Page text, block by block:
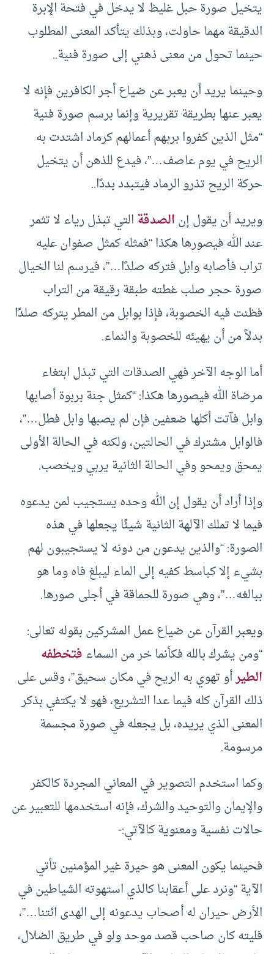
يتخيل صورة حبل غليظ لا يدخل في فتحة الإبرة
الدقيقة مهما حاولت، وبذلك يتأكد المعنى المطلوب
حينما تحول من معنى ذهني إلى صورة فنية..
وحينما يريد أن يعبر عن ضياع أجر الكافرين فإنه لا
يعبر عنها بطريقة تقريرية وإنما برسم صورة فنية
“مثل الذين كفروا بربهم أعمالهم كرماد اشتدت به
الريح في يوم عاصف…”، فيدع للذهن أن يتخيل
حركة الريح تذرو الرماد فيتبدد بددًا..
ويريد أن يقول إنالصدقةالتي تبذل رياء لا تثمر
عند الله فيصورها هكذا “فمثله كمثل صفوان عليه
تراب فأصابه وابل فتركه صلدًا…”، فيرسم لنا الخيال
صورة حجر صلب غطته طبقة رقيقة من التراب
فظنت فيه الخصوبة، فإذا بوابل من المطر يتركه صلدًا
بدلاً من أن يهيئه للخصوبة والنماء.
أما الوجه الآخر فهي الصدقات التي تبذل ابتغاء
مرضاة الله فيصورها هكذا: “كمثل جنة بربوة أصابها
وابل فآتت أكلها ضعفين فإن لم يصبها وابل فطل…”،
فالوابل مشترك في الحالتين، ولكنه في الحالة الأولى
يمحق ويمحو وفي الحالة الثانية يربي ويخصب.
وإذا أراد أن يقول إن الله وحده يستجيب لمن يدعوه
فيما لا تملك الآلهة الثانية شيئًا يجعلها في هذه
الصورة: “والذين يدعون من دونه لا يستجيبون لهم
بشيء إلا كباسط كفيه إلى الماء ليبلغ فاه وما هو
ببالغه…”، وهي صورة للحماقة في أجلى صورها.
ويعبر القرآن عن ضياع عمل المشركين بقوله تعالى:
“ومن يشرك بالله فكأنما خر من السماءفتخطفه
الطيرأو تهوي به الريح في مكان سحيق”، وقس على
ذلك القرآن كله فيما عدا التشريع، فهو لا يكتفي بذكر
المعنى الذي يريده، بل يجعله في صورة مجسمة
مرسومة.
وكما استخدم التصوير في المعاني المجردة كالكفر
والإيمان والتوحيد والشرك، فإنه استخدمها للتعبير عن
حالات نفسية ومعنوية كالآتي:-
فحينما يكون المعنى هو حيرة غير المؤمنين تأتي
الآية “ونرد على أعقابنا كالذي استهوته الشياطين في
الأرض حيران له أصحاب يدعونه إلى الهدى ائتنا…”،
فليته كان صاحب قصد موحد ولو في طريق الضلال،